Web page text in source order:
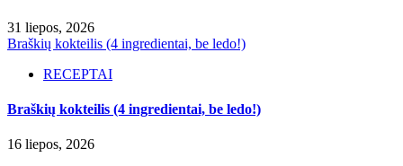
31 liepos, 2026
Braškių kokteilis (4 ingredientai, be ledo!)
RECEPTAI
Braškių kokteilis (4 ingredientai, be ledo!)
16 liepos, 2026